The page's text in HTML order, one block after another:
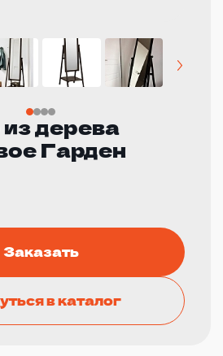
дерева
Гарден
Заказать
в каталог